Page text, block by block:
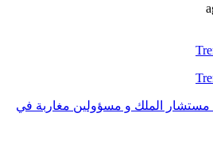
الملك و مسؤولين مغاربة في